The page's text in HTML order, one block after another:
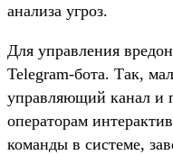
анализа угроз.
Для управления
Telegram-бота. Так,
управляющий канал и
операторам
команды в системе,